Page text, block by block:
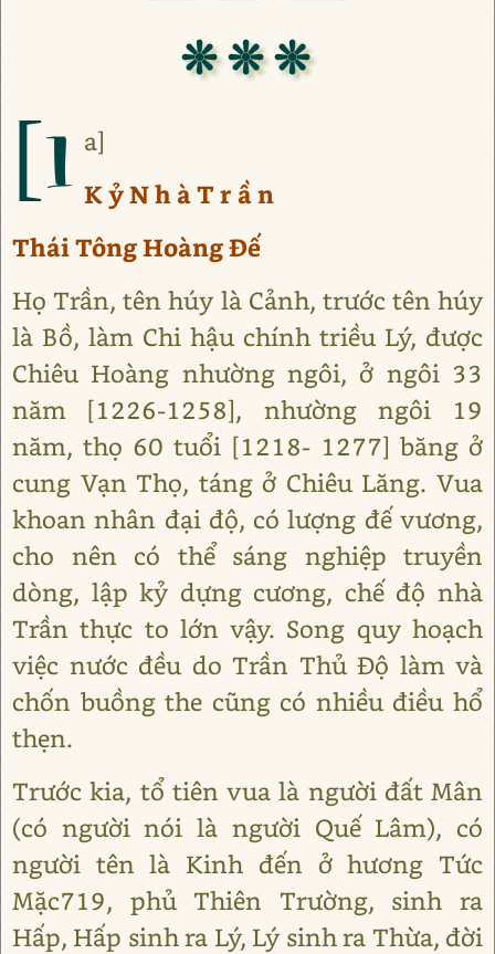
❊ ❊ ❊
[1 a]
K ỷ N h à T r ầ n
Thái Tông Hoàng Đế
Họ Trần, tên húy là Cảnh, trước tên húy
là Bồ, làm Chi hậu chính triều Lý, được
Chiêu Hoàng nhường ngôi, ở ngôi 33
năm [1226-1258], nhường ngôi 19
năm, thọ 60 tuổi [1218- 1277] băng ở
cung Vạn Thọ, táng ở Chiêu Lăng. Vua
khoan nhân đại độ, có lượng đế vương,
cho nên có thể sáng nghiệp truyền
dòng, lập kỷ dựng cương, chế độ nhà
Trần thực to lớn vậy. Song quy hoạch
việc nước đều do Trần Thủ Độ làm và
chốn buồng the cũng có nhiều điều hổ
thẹn.
Trước kia, tổ tiên vua là người đất Mân
(có người nói là người Quế Lâm), có
người tên là Kinh đến ở hương Tức
Mặc719, phủ Thiên Trường, sinh ra
Hấp, Hấp sinh ra Lý, Lý sinh ra Thừa, đời